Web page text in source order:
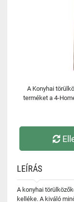
A Konyhai
terméket a 4-
LEÍRÁS
A konyhai
kelléke. A kiváló